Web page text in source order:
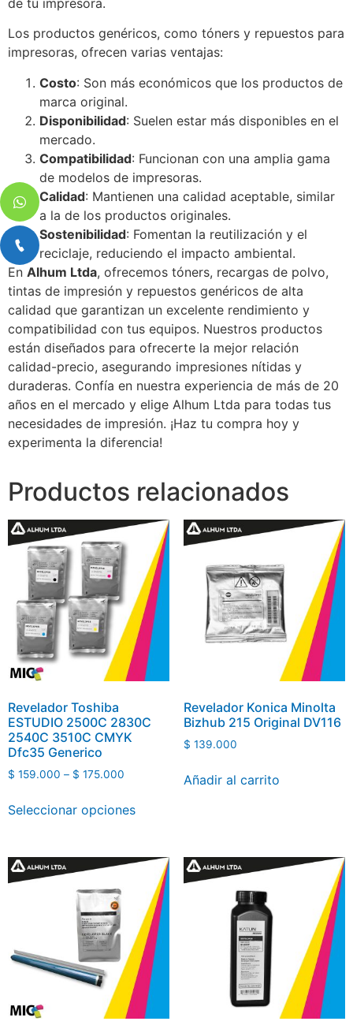
de tu impresora.
Los productos genéricos, como tóners y repuestos para
impresoras, ofrecen varias ventajas:
Costo: Son más económicos que los productos de
marca original.
Disponibilidad: Suelen estar más disponibles en el
mercado.
Compatibilidad: Funcionan con una amplia gama
de modelos de impresoras.
Calidad: Mantienen una calidad aceptable, similar
a la de los productos originales.
Sostenibilidad: Fomentan la reutilización y el
reciclaje, reduciendo el impacto ambiental.
En Alhum Ltda, ofrecemos tóners, recargas de polvo,
tintas de impresión y repuestos genéricos de alta
calidad que garantizan un excelente rendimiento y
compatibilidad con tus equipos. Nuestros productos
están diseñados para ofrecerte la mejor relación
calidad-precio, asegurando impresiones nítidas y
duraderas. Confía en nuestra experiencia de más de 20
años en el mercado y elige Alhum Ltda para todas tus
necesidades de impresión. ¡Haz tu compra hoy y
experimenta la diferencia!
Productos relacionados
Revelador Toshiba
ESTUDIO 2500C 2830C
2540C 3510C CMYK
Dfc35 Generico
$ 159.000 – $ 175.000
Seleccionar opciones
Revelador Konica Minolta
Bizhub 215 Original DV116
$ 139.000
Añadir al carrito